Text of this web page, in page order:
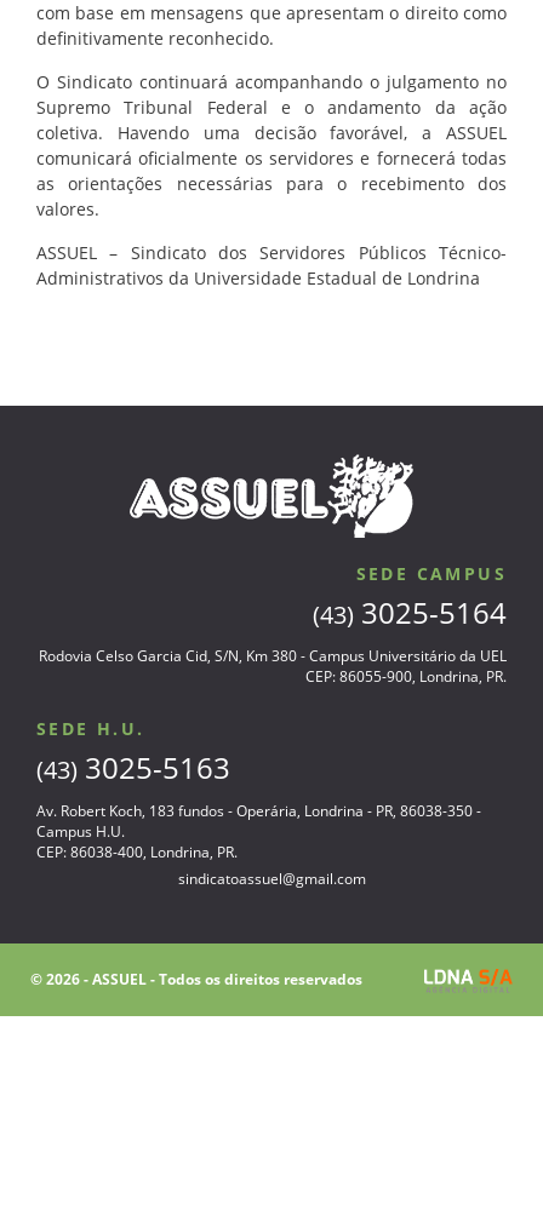
com base em mensagens que apresentam o direito como
definitivamente reconhecido.
O Sindicato continuará acompanhando o julgamento no
Supremo Tribunal Federal e o andamento da ação
coletiva. Havendo uma decisão favorável, a ASSUEL
comunicará oficialmente os servidores e fornecerá todas
as orientações necessárias para o recebimento dos
valores.
ASSUEL – Sindicato dos Servidores Públicos Técnico-
Administrativos da Universidade Estadual de Londrina
SEDE CAMPUS
(43) 3025-5164
Rodovia Celso Garcia Cid, S/N, Km 380 - Campus Universitário da UEL
CEP: 86055-900, Londrina, PR.
SEDE H.U.
(43) 3025-5163
Av. Robert Koch, 183 fundos - Operária, Londrina - PR, 86038-350 -
Campus H.U.
CEP: 86038-400, Londrina, PR.
sindicatoassuel@gmail.com
© 2026 - ASSUEL - Todos os direitos reservados